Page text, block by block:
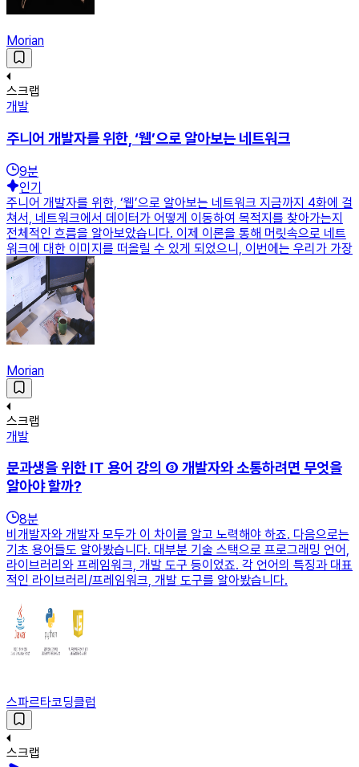
Morian
스크랩
개발
주니어 개발자를 위한, ‘웹’으로 알아보는 네트워크
9분
인기
주니어 개발자를 위한, ‘웹’으로 알아보는 네트워크 지금까지 4화에 걸
쳐서, 네트워크에서 데이터가 어떻게 이동하여 목적지를 찾아가는지
전체적인 흐름을 알아보았습니다. 이제 이론을 통해 머릿속으로 네트
워크에 대한 이미지를 떠올릴 수 있게 되었으니, 이번에는 우리가 가장
Morian
스크랩
개발
문과생을 위한 IT 용어 강의 ③ 개발자와 소통하려면 무엇을
알아야 할까?
8분
비개발자와 개발자 모두가 이 차이를 알고 노력해야 하죠. 다음으로는
기초 용어들도 알아봤습니다. 대부분 기술 스택으로 프로그래밍 언어,
라이브러리와 프레임워크, 개발 도구 등이었죠. 각 언어의 특징과 대표
적인 라이브러리/프레임워크, 개발 도구를 알아봤습니다.
스파르타코딩클럽
스크랩